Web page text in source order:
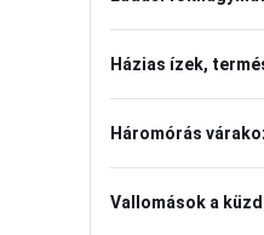
Házias ízek,
Háromórás
Vallomások a